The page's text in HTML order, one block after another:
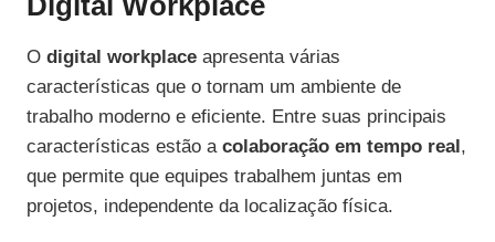
O digital workplace apresenta várias
características que o tornam um ambiente de
trabalho moderno e eficiente. Entre suas principais
características estão a colaboração em tempo real ,
que permite que equipes trabalhem juntas em
projetos, independente da localização física.